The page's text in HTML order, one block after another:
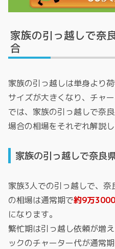
家族の引っ越しで奈
合
家族の引っ越しは単身より
サイズが大きくなり、チャ
では、家族の引っ越しで奈
場合の相場をそれぞれ解説し
家族の引っ越しで奈良
家族3人での引っ越しで、
の相場は通常期で約9万
になります。
繁忙期は引っ越し依頼が増
ックのチャーター代が通常